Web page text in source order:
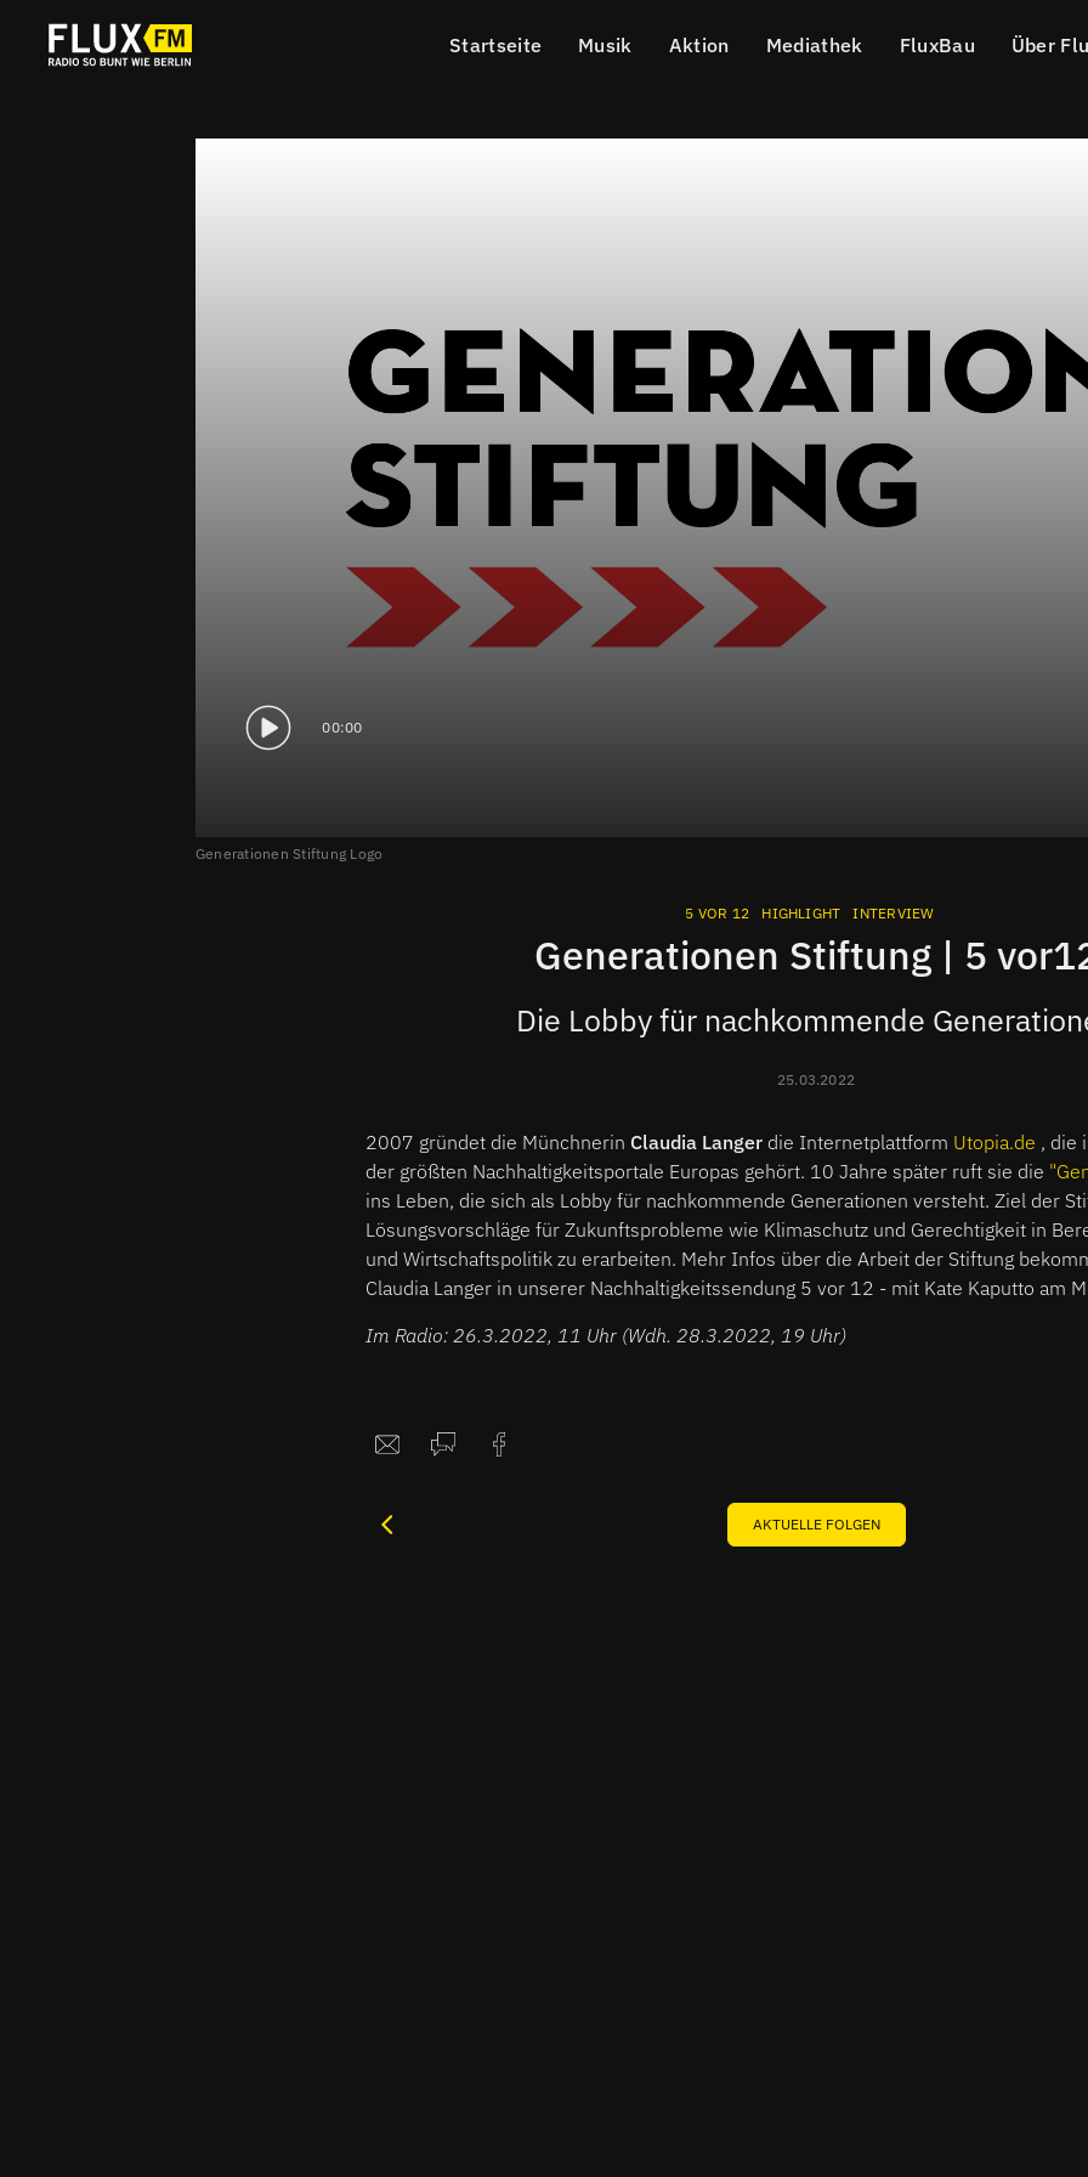
Startseite Musik Aktion Mediathek FluxBau Über
00:00
Generationen Stiftung Logo
5 VOR 12 HIGHLIGHT INTERVIEW
Generationen Stiftung | 5
Die Lobby für nachkommende
25.03.2022
2007 gründet die Münchnerin Claudia Langer die Internetplattform Utopia.de , die
der größten Nachhaltigkeitsportale Europas gehört. 10 Jahre später ruft sie die
ins Leben, die sich als Lobby für nachkommende Generationen versteht. Ziel der
Lösungsvorschläge für Zukunftsprobleme wie Klimaschutz und Gerechtigkeit in
und Wirtschaftspolitik zu erarbeiten. Mehr Infos über die Arbeit der Stiftung
Claudia Langer in unserer Nachhaltigkeitssendung 5 vor 12 - mit Kate Kaputto am
Im Radio: 26.3.2022, 11 Uhr (Wdh. 28.3.2022, 19 Uhr)
AKTUELLE FOLGEN